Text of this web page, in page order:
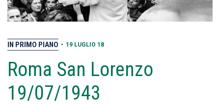
IN PRIMO PIANO • 19 LUGLIO 18
Roma San Lorenzo
19/07/1943